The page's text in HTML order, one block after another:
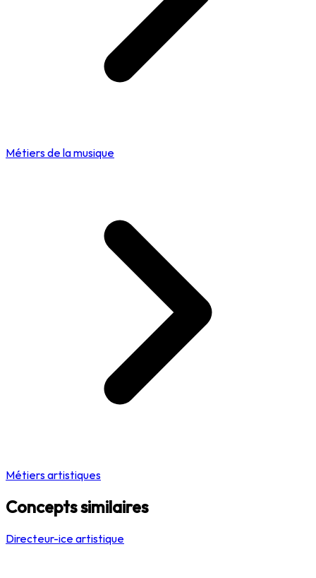
Métiers de la musique
Métiers artistiques
Concepts similaires
Directeur-ice artistique